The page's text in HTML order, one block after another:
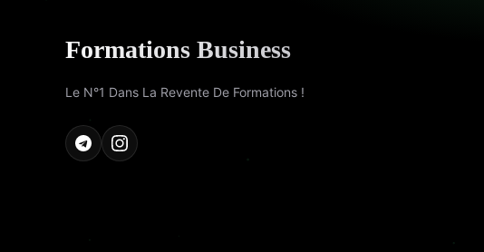
Formations Business
Le N°1 Dans La Revente De Formations !